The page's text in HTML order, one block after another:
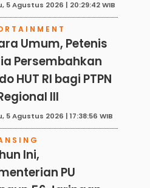
5 Agustus 2026 | 20:29:42 WIB
Umum, Petenis
Persembahkan
HUT RI bagi PTPN
III
5 Agustus 2026 | 17:38:56 WIB
Ini,
PU